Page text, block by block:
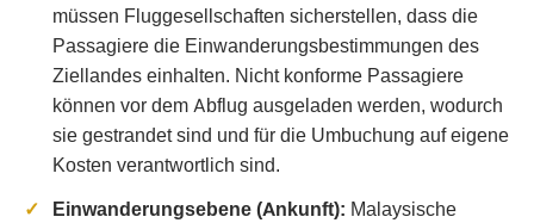
müssen Fluggesellschaften sicherstellen, dass die
Passagiere die Einwanderungsbestimmungen des
Ziellandes einhalten. Nicht konforme Passagiere
können vor dem Abflug ausgeladen werden, wodurch
sie gestrandet sind und für die Umbuchung auf eigene
Kosten verantwortlich sind.
Einwanderungsebene (Ankunft): Malaysische